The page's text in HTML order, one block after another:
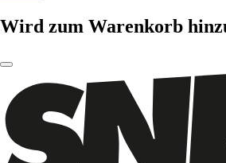
Wird zum Warenkorb